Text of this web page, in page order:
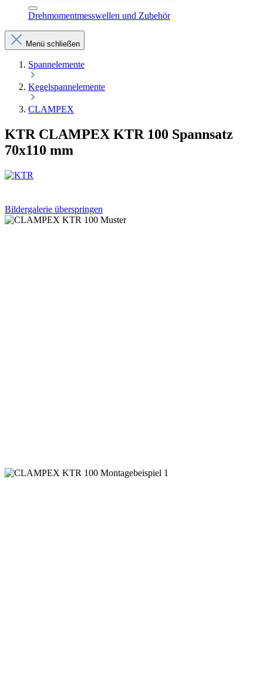
Drehmomentmesswellen und Zubehör
Menü schließen
Spannelemente
Kegelspannelemente
CLAMPEX
KTR CLAMPEX KTR 100 Spannsatz
70x110 mm
Bildergalerie überspringen